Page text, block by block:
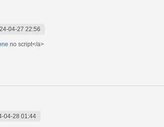
04-27 22:56
no script</a>
04-28 01:44